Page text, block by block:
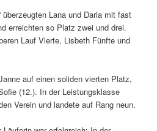
überzeugten Lana und Daria mit fast
erreichten so Platz zwei und drei.
Lauf Vierte, Lisbeth Fünfte und
auf einen soliden vierten Platz,
(12.). In der Leistungsklasse
Verein und landete auf Rang neun.